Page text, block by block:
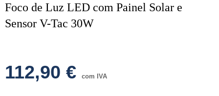
Foco de Luz LED com Painel Solar e
Sensor V-Tac 30W
112,90 € com IVA